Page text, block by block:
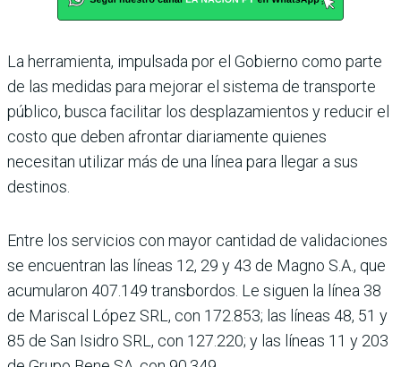
La herramienta, impulsada por el Gobierno como parte
de las medidas para mejorar el sistema de transporte
público, busca facilitar los desplazamientos y reducir el
costo que deben afrontar diariamente quienes
necesitan utilizar más de una línea para llegar a sus
destinos.
Entre los servicios con mayor cantidad de validaciones
se encuentran las líneas 12, 29 y 43 de Magno S.A., que
acumularon 407.149 transbordos. Le siguen la línea 38
de Mariscal López SRL, con 172.853; las líneas 48, 51 y
85 de San Isidro SRL, con 127.220; y las líneas 11 y 203